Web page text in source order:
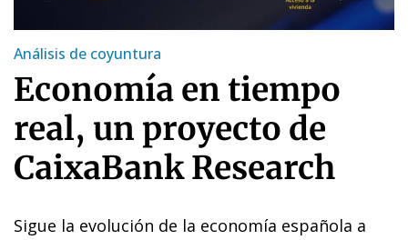
Análisis de coyuntura
Economía en tiempo
real, un proyecto de
CaixaBank Research
Sigue la evolución de la economía española a